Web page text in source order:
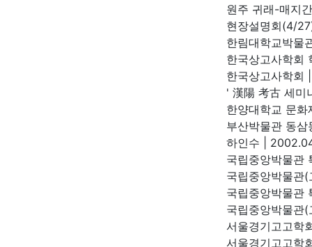
원주 귀래-매지
현장설명회(4/
한림대학교박물
한국상고사학회
한국상고사학회
' 漢陽 考古 세미
한양대학교 문
부산박물관 동
하인수
국립중앙박물관
국립중앙박물관
국립중앙박물관
국립중앙박물관
서울경기고고학
서울경기고고학